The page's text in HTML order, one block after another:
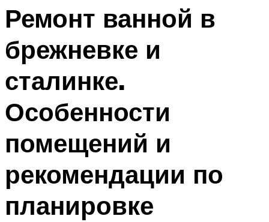
Ремонт ванной в
брежневке и
сталинке.
Особенности
помещений и
рекомендации по
планировке